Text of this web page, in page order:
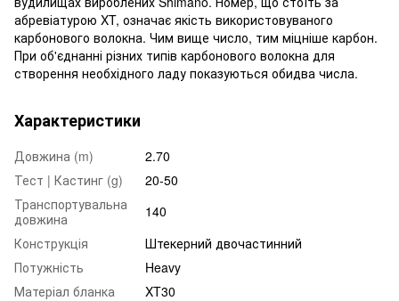
абревіатурою XT, означає якість використовуваного
карбонового волокна. Чим вище число, тим міцніше карбон.
При об'єднанні різних типів карбонового волокна для
створення необхідного ладу показуються обидва числа.
Характеристики
Довжина (m)
2.70
Тест | Кастинг (g)
20-50
Транспортувальна
довжина
140
Конструкція
Штекерний двочастинний
Потужність
Heavy
Матеріал бланка
XT30